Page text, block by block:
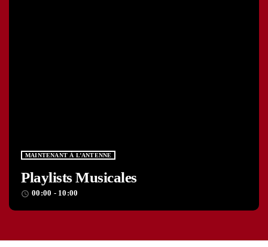
MAINTENANT À L’ANTENNE
Playlists Musicales
access_time 00:00 - 10:00